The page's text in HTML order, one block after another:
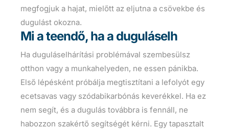
megfogjuk a hajat, mielőtt az eljutna a csövekbe és
dugulást okozna.
Mi a teendő, ha a duguláselh
Ha duguláselhárítási problémával szembesülsz
otthon vagy a munkahelyeden, ne essen pánikba.
Első lépésként próbálja megtisztítani a lefolyót egy
ecetsavas vagy szódabikarbónás keverékkel. Ha ez
nem segít, és a dugulás továbbra is fennáll, ne
habozzon szakértő segítségét kérni. Egy tapasztalt